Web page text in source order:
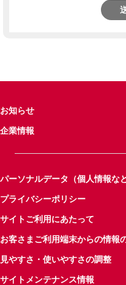
お知らせ
企業情報
パーソナルデータ（個人情報な
プライバシーポリシー
サイトご利用にあたって
お客さまご利用端末からの情報
見やすさ・使いやすさの調整
サイトメンテナンス情報